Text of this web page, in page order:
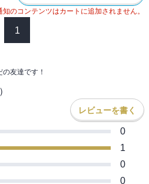
のコンテンツはカートに追加されません。
1
友達です！
レビューを書く
0
1
0
0